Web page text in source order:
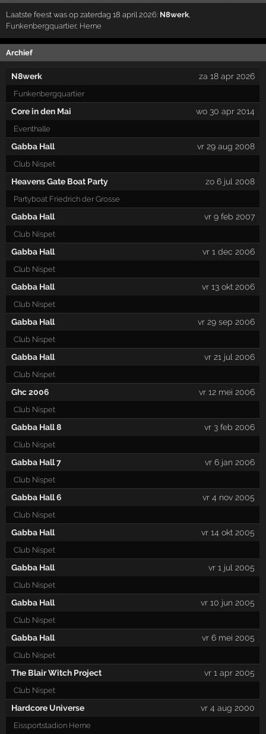
Laatste feest was op zaterdag 18 april 2026: N8werk,
Funkenbergquartier, Herne
Archief
N8werk za 18 apr 2026
Funkenbergquartier
Core in den Mai wo 30 apr 2014
Eventhalle
Gabba Hall vr 29 aug 2008
Club Nispet
Heavens Gate Boat Party zo 6 jul 2008
Partyboat Friedrich der Grosse
Gabba Hall vr 9 feb 2007
Club Nispet
Gabba Hall vr 1 dec 2006
Club Nispet
Gabba Hall vr 13 okt 2006
Club Nispet
Gabba Hall vr 29 sep 2006
Club Nispet
Gabba Hall vr 21 jul 2006
Club Nispet
Ghc 2006 vr 12 mei 2006
Club Nispet
Gabba Hall 8 vr 3 feb 2006
Club Nispet
Gabba Hall 7 vr 6 jan 2006
Club Nispet
Gabba Hall 6 vr 4 nov 2005
Club Nispet
Gabba Hall vr 14 okt 2005
Club Nispet
Gabba Hall vr 1 jul 2005
Club Nispet
Gabba Hall vr 10 jun 2005
Club Nispet
Gabba Hall vr 6 mei 2005
Club Nispet
The Blair Witch Project vr 1 apr 2005
Club Nispet
Hardcore Universe vr 4 aug 2000
Eissportstadion Herne